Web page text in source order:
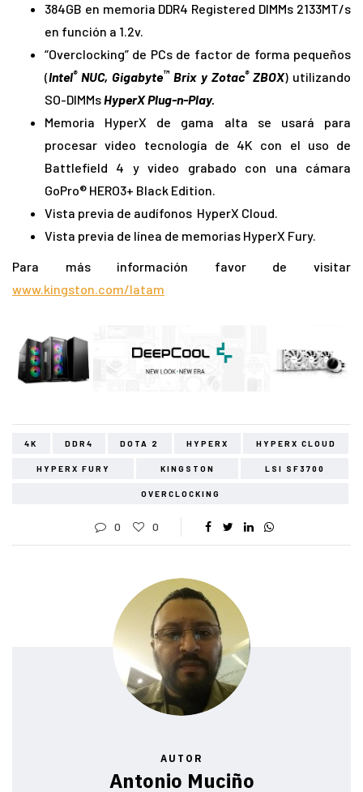
384GB en memoria DDR4 Registered DIMMs 2133MT/s
en función a 1.2v.
“Overclocking” de PCs de factor de forma pequeños
(Intel®NUC, Gigabyte™Brix y Zotac®ZBOX) utilizando
SO-DIMMsHyperX Plug-n-Play.
Memoria HyperX de gama alta se usará para
procesar video tecnología de 4K con el uso de
Battlefield 4 y video grabado con una cámara
GoPro® HERO3+ Black Edition.
Vista previa de audífonos HyperX Cloud.
Vista previa de línea de memorias HyperX Fury.
Para más información favor de visitar
www.kingston.com/latam
4K DDR4 DOTA 2 HYPERX HYPERX CLOUD
HYPERX FURY KINGSTON LSI SF3700
OVERCLOCKING
0 0
AUTOR
Antonio Muciño